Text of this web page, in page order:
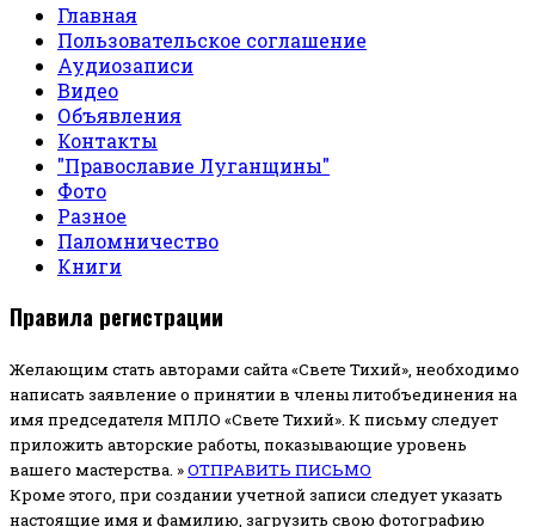
Главная
Пользовательское соглашение
Аудиозаписи
Видео
Объявления
Контакты
"Православие Луганщины"
Фото
Разное
Паломничество
Книги
Правила регистрации
Желающим стать авторами сайта «Свете Тихий», необходимо
написать заявление о принятии в члены литобъединения на
имя председателя МПЛО «Свете Тихий». К письму следует
приложить авторские работы, показывающие уровень
вашего мастерства. »ОТПРАВИТЬ ПИСЬМО
Кроме этого, при создании учетной записи следует указать
настоящие имя и фамилию, загрузить свою фотографию